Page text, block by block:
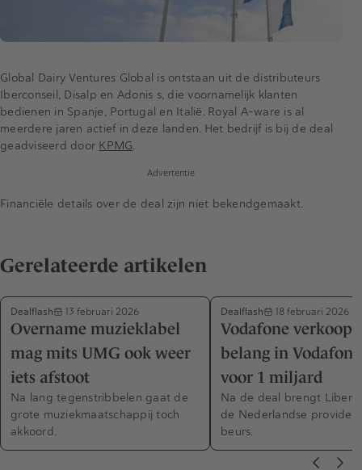
Global Dairy Ventures Global is ontstaan uit de distributeurs
Iberconseil, Disalp en Adonis s, die voornamelijk klanten
bedienen in Spanje, Portugal en Italië. Royal A-ware is al
meerdere jaren actief in deze landen. Het bedrijf is bij de deal
geadviseerd door KPMG.
Advertentie
Financiële details over de deal zijn niet bekendgemaakt.
Gerelateerde artikelen
Dealflash 13 februari 2026
Overname muzieklabel
mag mits UMG ook weer
iets afstoot
Na lang tegenstribbelen gaat de
grote muziekmaatschappij toch
akkoord.
Dealflash 18 februari 2026
Vodafone verkoopt
belang in
voor 1 miljard
Na de deal brengt
de Nederlandse provider
beurs.